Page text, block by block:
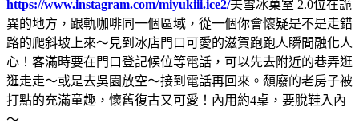
https://www.instagram.com/miyukiii.ice2/美雪冰菓室 2.0位在詭
異的地方，跟軌咖啡同一個區域，從一個你會懷疑是不是走錯
路的爬斜坡上來～見到冰店門口可愛的滋賀跑跑人瞬間融化人
心！客滿時要在門口登記候位等電話，可以先去附近的巷弄逛
逛走走～或是去吳園放空～接到電話再回來。頹廢的老房子被
打點的充滿童趣，懷舊復古又可愛！內用約4桌，要脫鞋入內
～